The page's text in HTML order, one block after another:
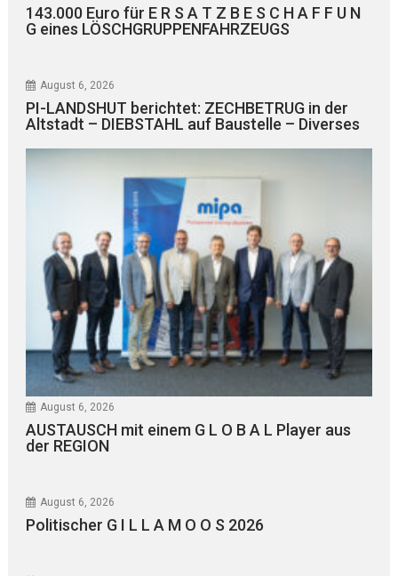
143.000 Euro für E R S A T Z B E S C H A F F U N
G eines LÖSCHGRUPPENFAHRZEUGS
August 6, 2026
PI-LANDSHUT berichtet: ZECHBETRUG in der
Altstadt – DIEBSTAHL auf Baustelle – Diverses
August 6, 2026
AUSTAUSCH mit einem G L O B A L Player aus
der REGION
August 6, 2026
Politischer G I L L A M O O S 2026